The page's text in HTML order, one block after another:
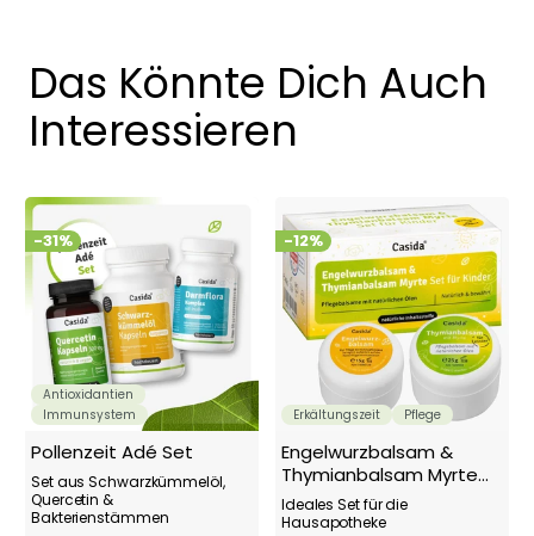
Das Könnte Dich Auch
Interessieren
Antioxidantien
Immunsystem
-31%
Pollenzeit Adé Set
Set aus Schwarzkümmelöl,
Quercetin &
Bakterienstämmen
Erkältungszeit Pflege
-12%
Engelwurzbalsam &
Thymianbalsam Myrte
Kinder Set
Ideales Set für die
Hausapotheke